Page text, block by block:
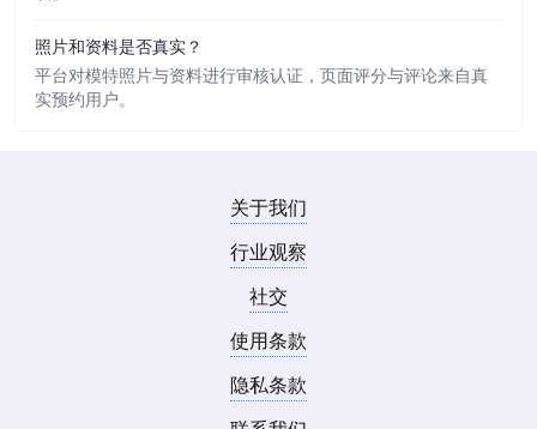
照片和资料是否真实？
平台对模特照片与资料进行审核认证，页面评分与评论来自真
实预约用户。
关于我们
行业观察
社交
使用条款
隐私条款